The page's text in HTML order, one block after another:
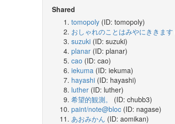
Shared
tomopoly (ID: tomopoly)
おしゃれのことはみやにききます
suzuki (ID: suzuki)
planar (ID: planar)
cao (ID: cao)
iekuma (ID: iekuma)
hayashi (ID: hayashi)
luther (ID: luther)
希望的観測。
(ID: chubb3)
paint/note@bloc (ID: nagase)
あおみかん (ID: aomikan)